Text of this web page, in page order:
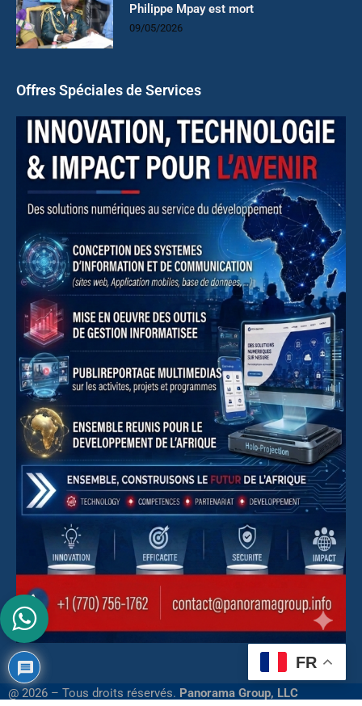
Philippe Mpay est mort
09/05/2026
Offres Spéciales de Services
@ 2026 – Tous droits réservés. Panorama Group, LLC
FR